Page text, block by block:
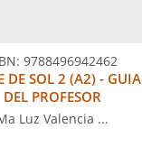
9788496942462
DE SOL 2 (A2) - GUIA
DEL PROFESOR
Luz Valencia ...